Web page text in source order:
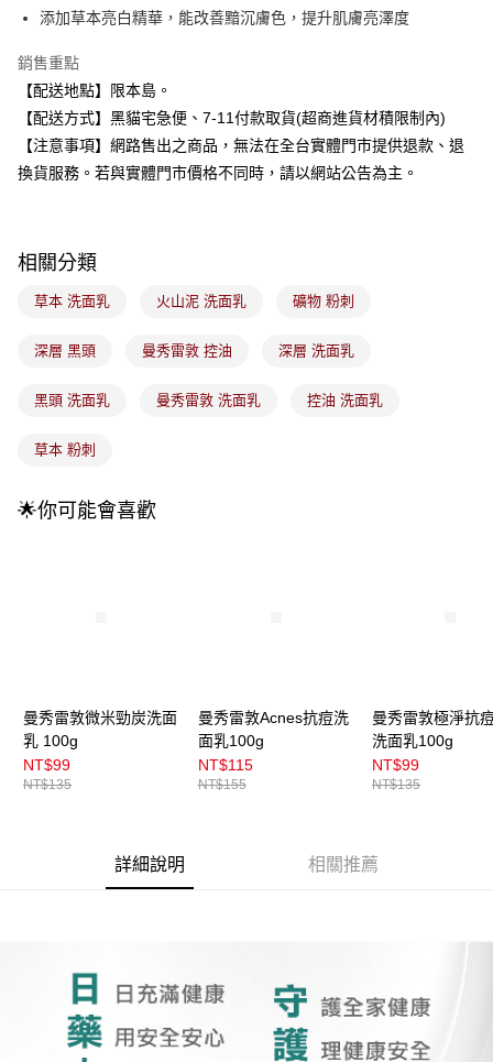
Google Pay
全盈+PAY
【大哥付你分期使用說明】
1.本服務由台灣大哥大提供，台灣大哥大用戶可立即使用無須另外申請。
3.實際核准額度、可分期數及費用金額請依後續交易確認頁面所載為準。
4.訂單成立30分鐘內，如未前往確認交易或遇審核未通過，訂單將自動取
消。如遇「轉專審核」未通過狀況，表示未達大哥付你分期系統評分，恕無
1.分期款項不併入電信帳單，「大哥付你分期」於每月結算日後寄送繳費提
2.透過簡訊連結打開帳單後，可選擇「超商條碼／台灣大直營門市／銀行轉
【注意事項】
買賣價金債權讓與本公司後，依約使用本公司帳單繳交帳款。
ATM付款
全家取貨付款
每筆NT$100，滿NT$899(含以上)免運費
7-11取貨付款
每筆NT$100，滿NT$899(含以上)免運費
每筆NT$100，滿NT$399(含以上)免運費
添加草本亮白精華，能改善黯沉膚色，提升肌膚亮澤度
銷售重點
【配送地點】限本島。
【配送方式】黑貓宅急便、7-11付款取貨(超商進貨材積限制內)
【注意事項】網路售出之商品，無法在全台實體門市提供退款、退
換貨服務。若與實體門市價格不同時，請以網站公告為主。
相關分類
草本 洗面乳 火山泥 洗面乳 礦物 粉刺
深層 黑頭 曼秀雷敦 控油 深層 洗面乳
黑頭 洗面乳 曼秀雷敦 洗面乳 控油 洗面乳
草本 粉刺
🌟你可能會喜歡
曼秀雷敦微米勁炭洗面
乳 100g
NT$99
NT$135
曼秀雷敦Acnes抗痘洗
面乳100g
NT$115
NT$155
曼秀雷敦極淨抗
洗面乳100g
NT$99
NT$135
詳細說明 相關推薦